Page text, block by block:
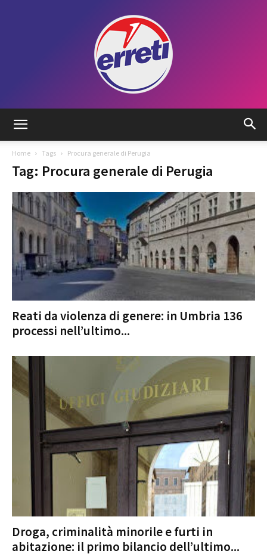
Tadino
Home Tags Procura generale di Perugia
Tag: Procura generale di Perugia
Reati da violenza di genere: in Umbria 136
processi nell’ultimo...
Droga, criminalità minorile e furti in
abitazione: il primo bilancio dell’ultimo...